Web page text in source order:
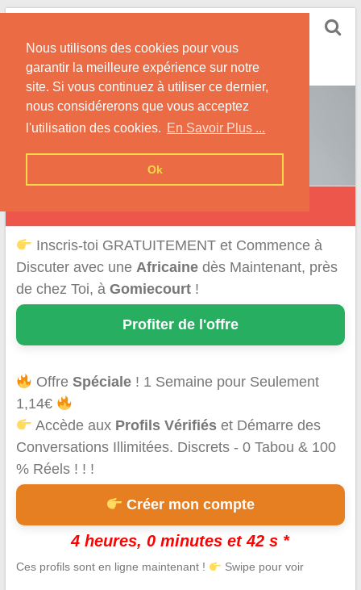
Nous utilisons des cookies pour vous
garantir la meilleure expérience sur notre
site. Si vous continuez à utiliser ce dernier,
nous considérerons que vous acceptez
l'utilisation des cookies. En Savoir Plus ...
Ok
Skip
content
Conseils et Infos pour la Rencontre d'une Belle
Africaine !
Inscris-toi GRATUITEMENT et Commence à
Discuter avec une Africainedès Maintenant, près
de chez Toi, à Gomiecourt!
Profiter de l'offre
OffreSpéciale ! 1 Semaine pour Seulement
1,14€
Accède aux Profils Vérifiés et Démarre des
Conversations Illimitées. Discrets - 0 Tabou & 100
% Réels ! ! !
Créer mon compte
4 heures, 0 minutes et 42 s *
Ces profils sont en ligne maintenant ! Swipe pour voir